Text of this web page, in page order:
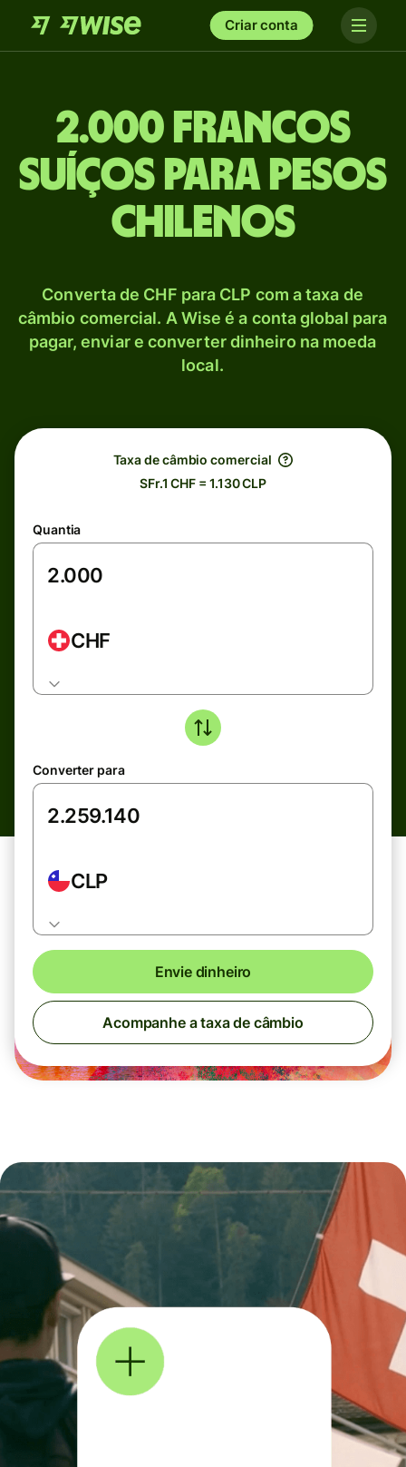
Criar conta
2.000 Francos
suíços para Pesos
chilenos
Converta de CHF para CLP com a taxa de
câmbio comercial. A Wise é a conta global para
pagar, enviar e converter dinheiro na moeda
local.
Taxa de câmbio comercial
SFr.1 CHF = 1.130 CLP
Quantia
CHF
Converter para
CLP
Envie dinheiro
Acompanhe a taxa de câmbio